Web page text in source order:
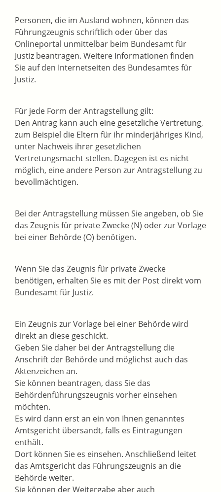
Personen, die im Ausland wohnen, können das
Führungzeugnis schriftlich oder über das
Onlineportal unmittelbar beim Bundesamt für
Justiz beantragen. Weitere Informationen finden
Sie aufden Internetseiten des Bundesamtes für
Justiz.
Für jede Form der Antragstellung gilt:
Den Antrag kann auch eine gesetzliche Vertretung,
zum Beispiel die Eltern für ihr minderjähriges Kind,
unter Nachweis ihrer gesetzlichen
Vertretungsmacht stellen. Dagegen ist es nicht
möglich, eine andere Person zur Antragstellung zu
bevollmächtigen.
Bei der Antragstellung müssen Sie angeben, ob Sie
das Zeugnis für private Zwecke (N) oder zur Vorlage
bei einer Behörde (O) benötigen.
Wenn Sie das Zeugnis für private Zwecke
benötigen, erhalten Sie es mit der Post direkt vom
Bundesamt für Justiz.
Ein Zeugnis zur Vorlage bei einer Behörde wird
direkt an diese geschickt.
Geben Sie daher bei der Antragstellung die
Anschrift der Behörde und möglichst auch das
Aktenzeichen an.
Sie können beantragen, dass Sie das
Behördenführungszeugnis vorher einsehen
möchten.
Es wird dann erst an ein von Ihnen genanntes
Amtsgericht übersandt, falls es Eintragungen
enthält.
Dort können Sie es einsehen. Anschließend leitet
das Amtsgericht das Führungszeugnis an die
Behörde weiter.
Sie können der Weitergabe aber auch